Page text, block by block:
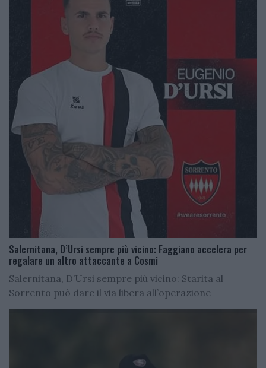
Salernitana, D’Ursi sempre più vicino: Faggiano accelera per
regalare un altro attaccante a Cosmi
Salernitana, D’Ursi sempre più vicino: Starita al
Sorrento può dare il via libera all’operazione